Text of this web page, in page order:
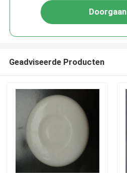
Doorgaan
Geadviseerde Producten